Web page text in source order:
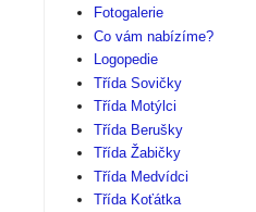
Fotogalerie
Co vám nabízíme?
Logopedie
Třída Sovičky
Třída Motýlci
Třída Berušky
Třída Žabičky
Třída Medvídci
Třída Koťátka